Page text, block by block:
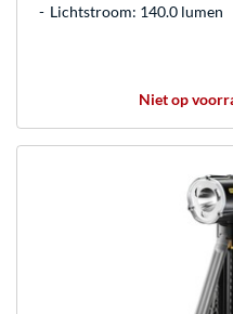
Lichtstroom: 140.0 lumen
Niet op